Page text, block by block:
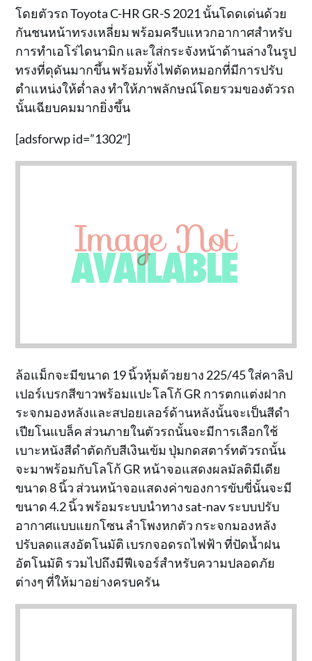
โดยตัวรถ Toyota C-HR GR-S 2021 นั้นโดดเด่นด้วย
กันชนหน้าทรงเหลี่ยม พร้อมครีบแหวกอากาศสำหรับ
การทำเอโร่ไดนามิก และใส่กระจังหน้าด้านล่างในรูป
ทรงที่ดุดันมากขึ้น พร้อมทั้งไฟตัดหมอกที่มีการปรับ
ตำแหน่งให้ต่ำลง ทำให้ภาพลักษณ์โดยรวมของตัวรถ
นั้นเฉียบคมมากยิ่งขึ้น
[adsforwp id=”1302″]
ล้อแม็กจะมีขนาด 19 นิ้วหุ้มด้วยยาง 225/45 ใส่คาลิป
เปอร์เบรกสีขาวพร้อมแปะโลโก้ GR การตกแต่งฝาก
ระจกมองหลังและสปอยเลอร์ด้านหลังนั้นจะเป็นสีดำ
เปียโนแบล็ค ส่วนภายในตัวรถนั้นจะมีการเลือกใช้
เบาะหนังสีดำตัดกับสีเงินเข้ม ปุ่มกดสตาร์ทตัวรถนั้น
จะมาพร้อมกับโลโก้ GR หน้าจอแสดงผลมัลติมีเดีย
ขนาด 8 นิ้ว ส่วนหน้าจอแสดงค่าของการขับขี่นั้นจะมี
ขนาด 4.2 นิ้ว พร้อมระบบนำทาง sat-nav ระบบปรับ
อากาศแบบแยกโซน ลำโพงหกตัว กระจกมองหลัง
ปรับลดแสงอัตโนมัติ เบรกจอดรถไฟฟ้า ที่ปัดน้ำฝน
อัตโนมัติ รวมไปถึงมีฟีเจอร์สำหรับความปลอดภัย
ต่างๆ ที่ให้มาอย่างครบครัน